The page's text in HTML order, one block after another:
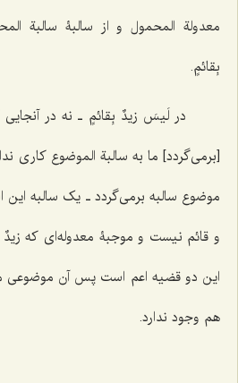
معدولة المحمول و از سالبۀ سالبة
بِقائمٍ.
در لَیسَ زیدٌ بِقائمٍ ـ نه در
[برمی‌گردد] ما به سالبة الموضوع کاری
موضوع سالبه برمی‌گردد ـ یک سالبه
و قائم نیست و موجبۀ معدوله‌ای که
این دو قضیه اعم است پس آن موضوعی
هم وجود ندارد.